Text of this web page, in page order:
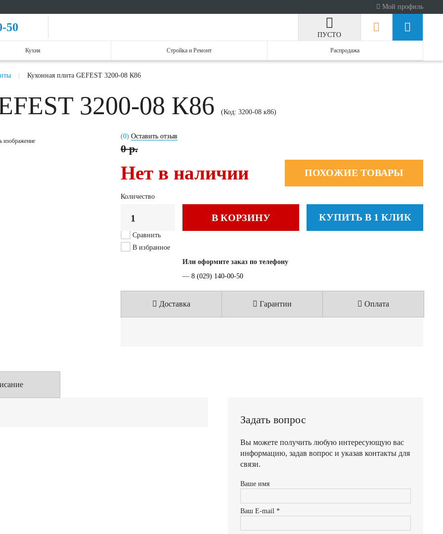
Мой профиль
50
ПУСТО
Кухня Стройка и Ремонт Распродажа
Кухонная плита GEFEST 3200-08 К86
3200-08 К86 (Код: 3200-08 к86)
изображение
(0) Оставить отзыв
0 р.
Нет в наличии ПОХОЖИЕ ТОВАРЫ
Количество
В КОРЗИНУ КУПИТЬ В 1 КЛИК
Сравнить
В избранное
Или оформите заказ по телефону
— 8 (029) 140-00-50
Доставка Гарантии Оплата
Задать вопрос
Вы можете получить любую интересующую вас
информацию, задав вопрос и указав контакты для
связи.
Ваше имя
Ваш E-mail *